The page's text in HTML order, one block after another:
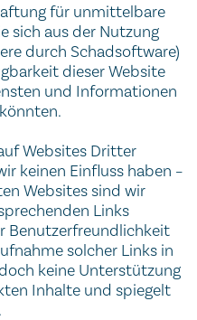
für unmittelbare
sich aus der Nutzung
durch Schadsoftware)
dieser Website
und Informationen
Websites Dritter
keinen Einfluss haben –
Websites sind wir
Links
Benutzerfreundlichkeit
solcher Links in
keine Unterstützung
Inhalte und spiegelt